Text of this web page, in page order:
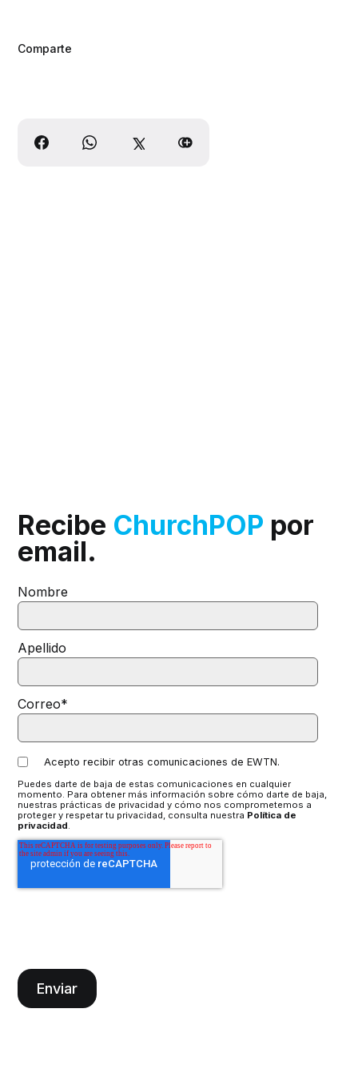
Comparte
Recibe ChurchPOP por
email.
Nombre
Apellido
Correo*
Acepto recibir otras comunicaciones de EWTN.
Puedes darte de baja de estas comunicaciones en cualquier
momento. Para obtener más información sobre cómo darte de baja,
nuestras prácticas de privacidad y cómo nos comprometemos a
proteger y respetar tu privacidad, consulta nuestra Política de
privacidad